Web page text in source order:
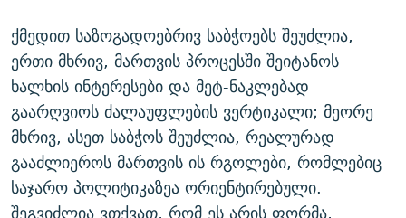
ქმედით საზოგადოებრივ საბჭოებს შეუძლია,
ერთი მხრივ, მართვის პროცესში შეიტანოს
ხალხის ინტერესები და მეტ-ნაკლებად
გაარღვიოს ძალაუფლების ვერტიკალი; მეორე
მხრივ, ასეთ საბჭოს შეუძლია, რეალურად
გააძლიეროს მართვის ის რგოლები, რომლებიც
საჯარო პოლიტიკაზეა ორიენტირებული.